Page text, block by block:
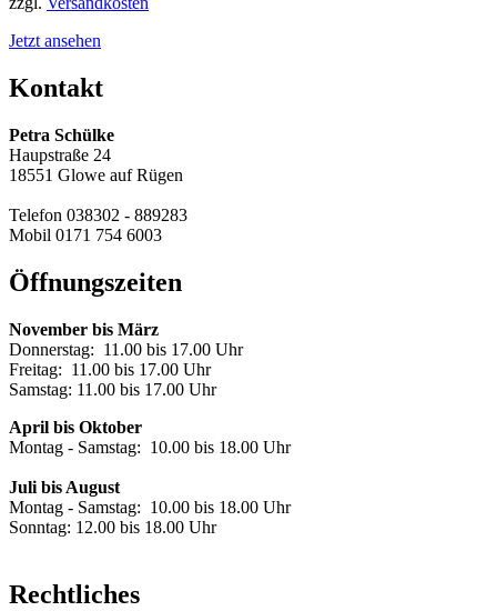
Jetzt ansehen
Kontakt
Petra Schülke
Haupstraße 24
18551 Glowe auf Rügen
Telefon 038302 - 889283
Mobil 0171 754 6003
Öffnungszeiten
November bis März
Donnerstag: 11.00 bis 17.00 Uhr
Freitag: 11.00 bis 17.00 Uhr
Samstag: 11.00 bis 17.00 Uhr
April bis Oktober
Montag - Samstag: 10.00 bis 18.00 Uhr
Juli bis August
Montag - Samstag: 10.00 bis 18.00 Uhr
Sonntag: 12.00 bis 18.00 Uhr
Rechtliches